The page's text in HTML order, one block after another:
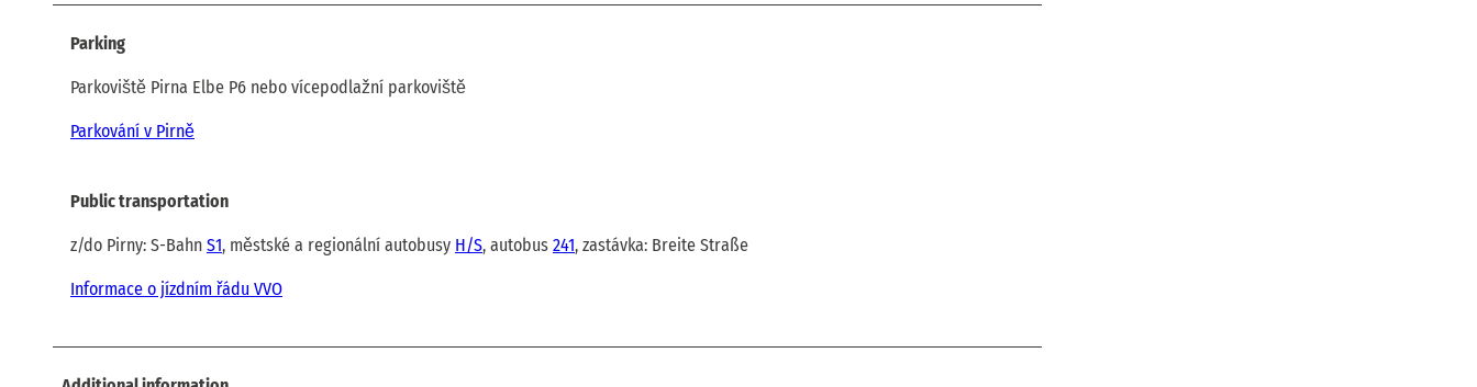
Parking
Parkoviště Pirna Elbe P6 nebo vícepodlažní parkoviště
Parkování v Pirně
Public transportation
z/do Pirny: S-Bahn S1, městské a regionální autobusy H/S, autobus 241, zastávka: Breite Straße
Informace o jízdním řádu VVO